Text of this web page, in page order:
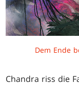
Dem Ende
Chandra riss die